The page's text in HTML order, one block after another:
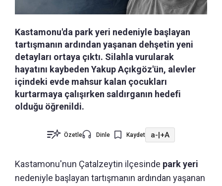
Kastamonu'da park yeri nedeniyle başlayan
tartışmanın ardından yaşanan dehşetin yeni
detayları ortaya çıktı. Silahla vurularak
hayatını kaybeden Yakup Açıkgöz'ün, alevler
içindeki evde mahsur kalan çocukları
kurtarmaya çalışırken saldırganın hedefi
olduğu öğrenildi.
Özetle Dinle Kaydet a-|+A
Kastamonu'nun Çatalzeytin ilçesinde park yeri
nedeniyle başlayan tartışmanın ardından yaşanan